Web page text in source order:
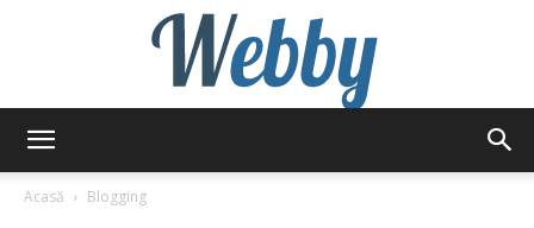
Acasă
Blogging